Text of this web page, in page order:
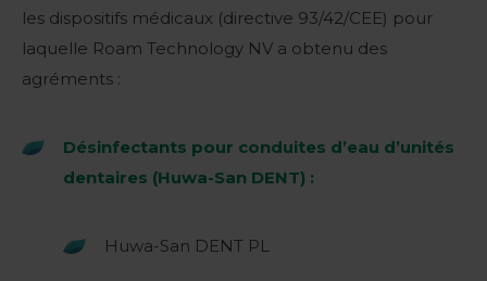
les dispositifs médicaux (directive 93/42/CEE) pour
laquelle Roam Technology NV a obtenu des
agréments :
Désinfectants pour conduites d’eau d’unités
dentaires (Huwa-San DENT) :
Huwa-San DENT PL